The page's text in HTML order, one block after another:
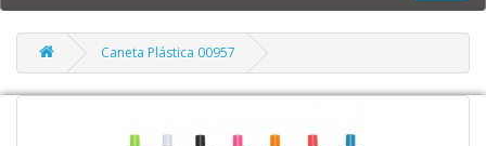
Caneta Plástica 00957